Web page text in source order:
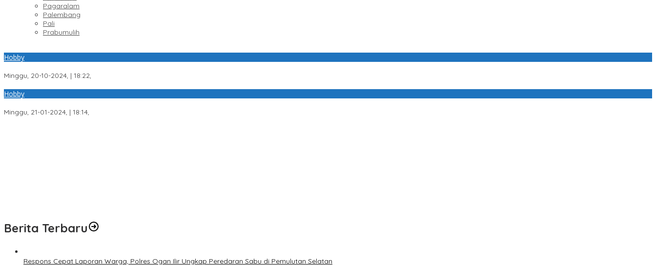
Pagaralam
Palembang
Pali
Prabumulih
Hobby
Minggu, 20-10-2024, | 18:22,
Hobby
Minggu, 21-01-2024, | 18:14,
Berita Terbaru
Respons Cepat Laporan Warga, Polres Ogan Ilir Ungkap Peredaran Sabu di Pemulutan Selatan